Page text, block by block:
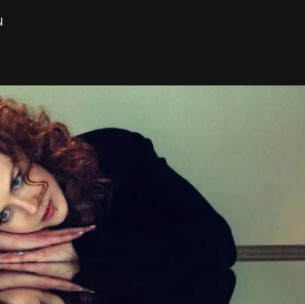
Ma con quadranti così